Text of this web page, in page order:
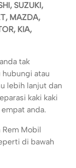
SUZUKI,
MAZDA,
KIA,
tak
atau
lebih lanjut dan
kaki kaki
anda.
Rem Mobil
di bawah